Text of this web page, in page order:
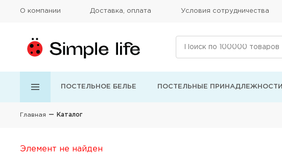
О компании Доставка, оплата Условия сотрудничества
ПОСТЕЛЬНОЕ БЕЛЬЕ ПОСТЕЛЬНЫЕ ПРИНАДЛЕЖНОСТИ
Главная Каталог
Элемент не найден